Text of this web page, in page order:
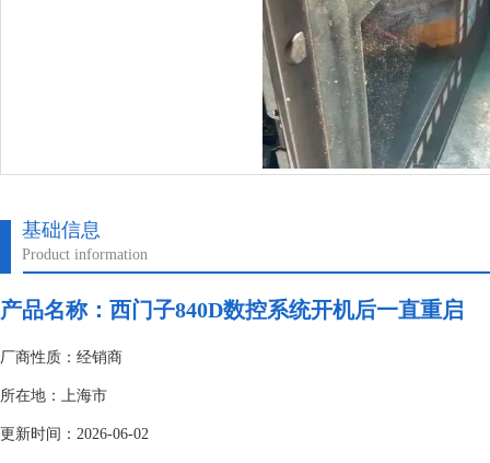
基础信息
Product information
产品名称： 西门子840D数控系统开机后一直重启
厂商性质：经销商
所在地：上海市
更新时间：2026-06-02